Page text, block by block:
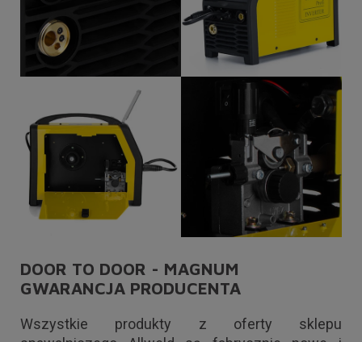
DOOR TO DOOR - MAGNUM
GWARANCJA PRODUCENTA
Wszystkie produkty z oferty sklepu